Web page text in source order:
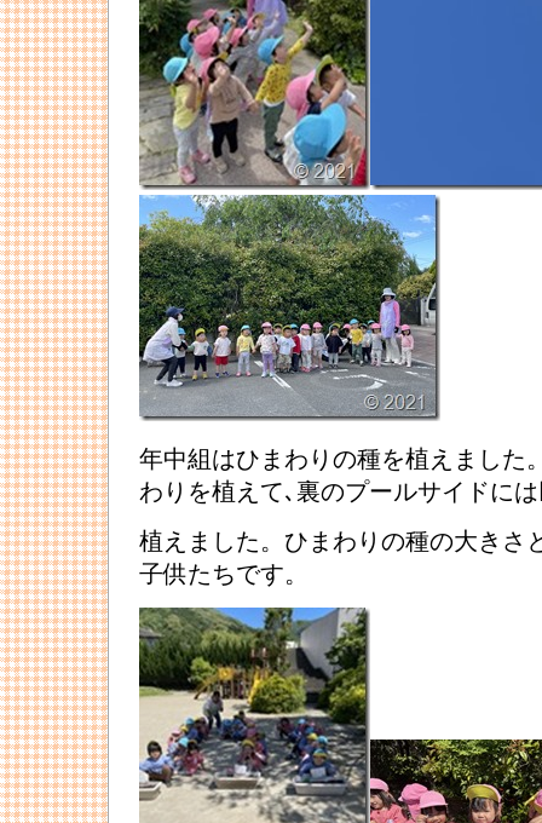
年中組はひまわりの種を植えました
わりを植えて､裏のプールサイドに
植えました。ひまわりの種の大きさ
子供たちです。